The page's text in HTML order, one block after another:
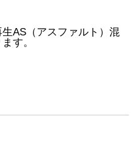
AS（アスファルト）混
す。